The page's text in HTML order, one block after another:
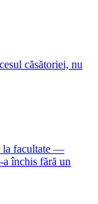
căsătoriei, nu
la facultate —
închis fără un